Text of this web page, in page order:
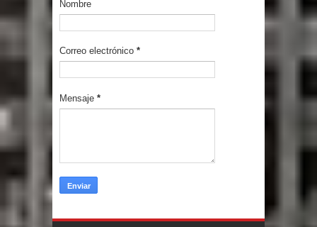
Nombre
Correo electrónico *
Mensaje *